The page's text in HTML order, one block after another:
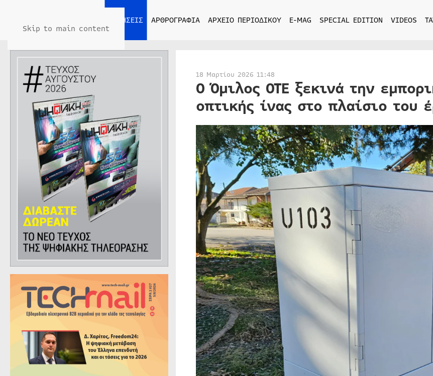
Skip to main content
ΕΙΔΗΣΕΙΣ ΑΡΘΡΟΓΡΑΦΙΑ ΑΡΧΕΙΟ ΠΕΡΙΟΔΙΚΟΥ E-MAG SPECIAL EDITION VIDEOS
18 Μαρτίου 2026 11:48
Ο Όμιλος ΟΤΕ ξεκινά την
οπτικής ίνας στο πλαίσιο του